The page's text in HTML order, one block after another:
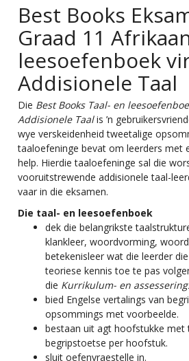
Best Books
Graad 11
leesoefenboek
Addisionele Taal
Die Best Books Taal- en
Addisionele Taalis ’n
wye verskeidenheid tweetalige
taaloefeninge bevat om leerders met
help. Hierdie taaloefeninge sal die
vooruitstrewende addisionele taal-
vaar in die eksamen.
Die taal- en leesoefenboek
dek die belangrikste
klankleer, woordvorming,
betekenisleer wat die leerder
teoriese kennis toe te pas
die Kurrikulum- en
bied Engelse vertalings van
opsommings met voorbeelde.
bestaan uit agt hoofstukke met
begripstoetse per hoofstuk.
sluit oefenvraestelle in.